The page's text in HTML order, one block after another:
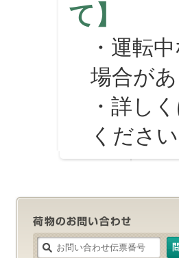
て】
・運転中
場合があ
・詳しく
ください